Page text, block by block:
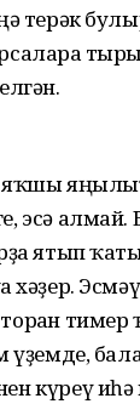
терәк
яҡшы
эсә алмай.
ятып
тимер
үҙемде,
күреү иһә